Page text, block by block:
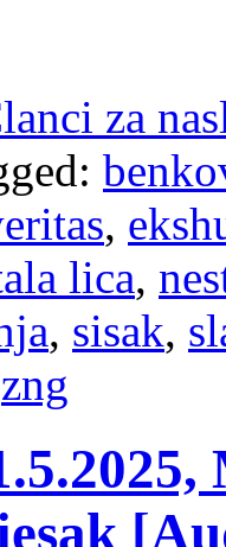
za
,
lica,
, sisak,
zng